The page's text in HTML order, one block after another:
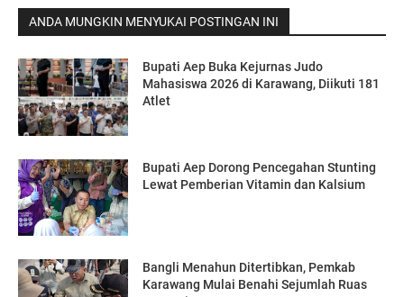
ANDA MUNGKIN MENYUKAI POSTINGAN INI
Bupati Aep Buka Kejurnas Judo
Mahasiswa 2026 di Karawang, Diikuti 181
Atlet
Bupati Aep Dorong Pencegahan Stunting
Lewat Pemberian Vitamin dan Kalsium
Bangli Menahun Ditertibkan, Pemkab
Karawang Mulai Benahi Sejumlah Ruas